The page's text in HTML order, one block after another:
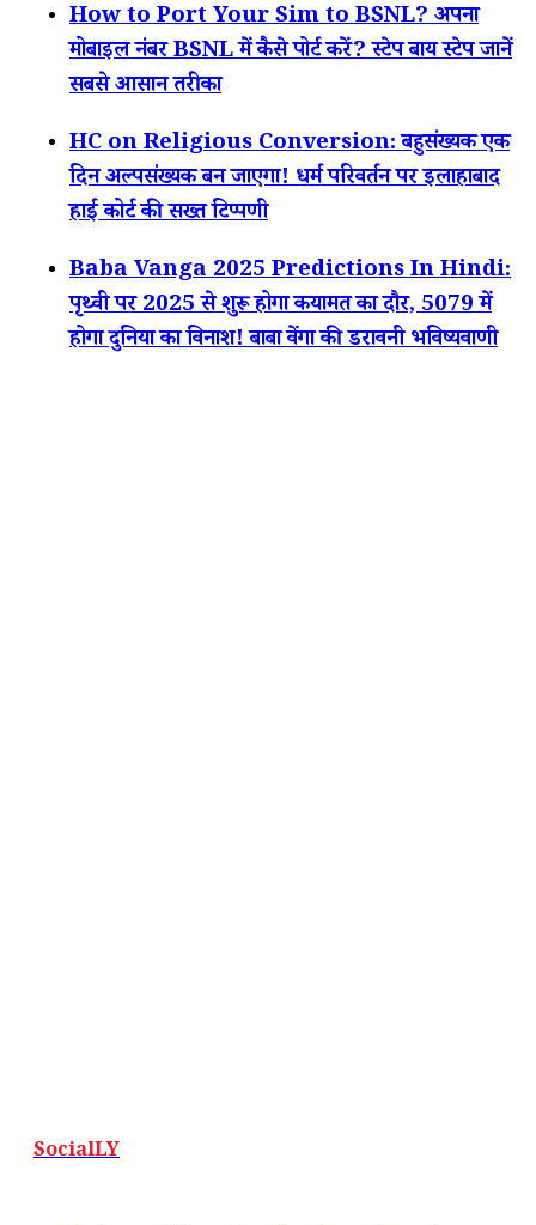
How to Port Your Sim to BSNL? अपना
मोबाइल नंबर BSNL में कैसे पोर्ट करें? स्टेप बाय स्टेप जानें
सबसे आसान तरीका
HC on Religious Conversion: बहुसंख्यक एक
दिन अल्पसंख्यक बन जाएगा! धर्म परिवर्तन पर इलाहाबाद
हाई कोर्ट की सख्त टिप्पणी
Baba Vanga 2025 Predictions In Hindi:
पृथ्वी पर 2025 से शुरू होगा कयामत का दौर, 5079 में
होगा दुनिया का विनाश! बाबा वेंगा की डरावनी भविष्यवाणी
SocialLY